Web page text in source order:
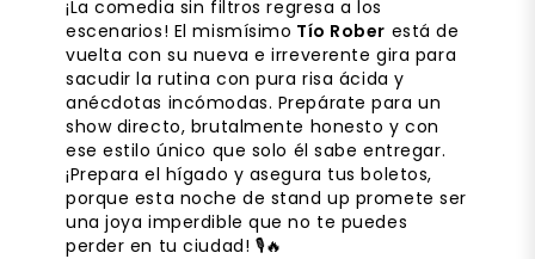
¡La comedia sin filtros regresa a los
escenarios! El mismísimo Tío Rober está de
vuelta con su nueva e irreverente gira para
sacudir la rutina con pura risa ácida y
anécdotas incómodas. Prepárate para un
show directo, brutalmente honesto y con
ese estilo único que solo él sabe entregar.
¡Prepara el hígado y asegura tus boletos,
porque esta noche de stand up promete ser
una joya imperdible que no te puedes
perder en tu ciudad! 🎙️🔥